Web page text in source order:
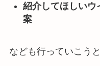
紹介してほしいウ
案
なども行っていこう